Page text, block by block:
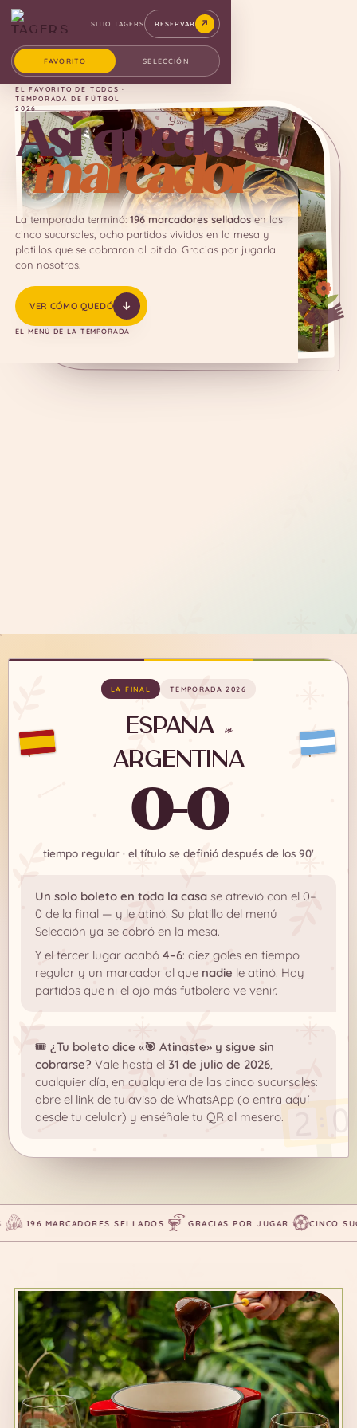
FAVORITO SELECCIÓN
SITIO TAGERS RESERVAR
EL FAVORITO DE TODOS ·
TEMPORADA DE FÚTBOL
2026
Así quedó el
marcador
La temporada terminó: 196 marcadores sellados en las
cinco sucursales, ocho partidos vividos en la mesa y
platillos que se cobraron al pitido. Gracias por jugarla
con nosotros.
VER CÓMO QUEDÓ
EL MENÚ DE LA TEMPORADA
LA FINAL TEMPORADA 2026
España vs
Argentina
0-0
tiempo regular · el título se definió después de los 90'
Un solo boleto en toda la casa se atrevió con el 0–
0 de la final — y le atinó. Su platillo del menú
Selección ya se cobró en la mesa.
Y el tercer lugar acabó 4–6: diez goles en tiempo
regular y un marcador al que nadie le atinó. Hay
partidos que ni el ojo más futbolero ve venir.
🎟️ ¿Tu boleto dice «🎯 Atinaste» y sigue sin
cobrarse? Vale hasta el 31 de julio de 2026,
cualquier día, en cualquiera de las cinco sucursales:
abre el link de tu aviso de WhatsApp (o entra aquí
desde tu celular) y enséñale tu QR al mesero.
196 MARCADORES SELLADOS GRACIAS POR JUGAR CINCO